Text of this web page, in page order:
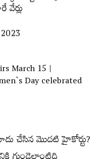
March 15 |
Day celebrated
చేసిన మొదటి హైకోర్టు?